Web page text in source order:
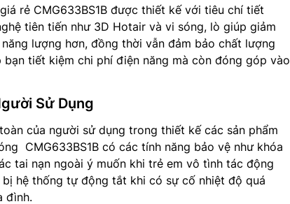
rẻ CMG633BS1B được thiết kế với tiêu chí tiết
tiên tiến như 3D Hotair và vi sóng, lò giúp giảm
lượng hơn, đồng thời vẫn đảm bảo chất lượng
tiết kiệm chi phí điện năng mà còn đóng góp vào
Sử Dụng
của người sử dụng trong thiết kế các sản phẩm
CMG633BS1B có các tính năng bảo vệ như khóa
tai nạn ngoài ý muốn khi trẻ em vô tình tác động
hệ thống tự động tắt khi có sự cố nhiệt độ quá
đình.